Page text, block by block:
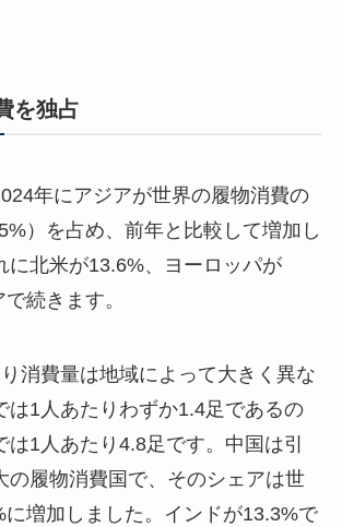
を独占
年にアジアが世界の履物消費の
）を占め、前年と比較して増加し
に北米が13.6%、ヨーロッパが
続きます。
消費量は地域によって大きく異な
は1人あたりわずか1.4足であるの
は1人あたり4.8足です。中国は引
の履物消費国で、そのシェアは世
増加しました。インドが13.3%で